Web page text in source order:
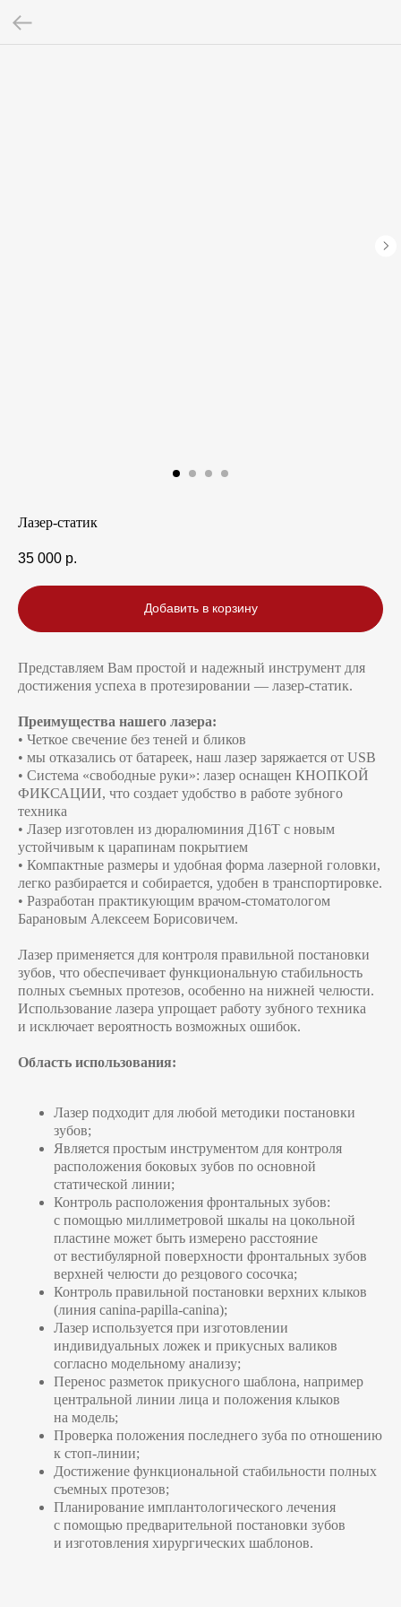
Лазер-статик
35 000 р.
Добавить в корзину
Представляем Вам простой и надежный инструмент для
достижения успеха в протезировании — лазер-статик.
Преимущества нашего лазера:
• Четкое свечение без теней и бликов
• мы отказались от батареек, наш лазер заряжается от USB
• Система «свободные руки»: лазер оснащен КНОПКОЙ
ФИКСАЦИИ, что создает удобство в работе зубного
техника
• Лазер изготовлен из дюралюминия Д16Т с новым
устойчивым к царапинам покрытием
• Компактные размеры и удобная форма лазерной головки,
легко разбирается и собирается, удобен в транспортировке.
• Разработан практикующим врачом-стоматологом
Барановым Алексеем Борисовичем.
Лазер применяется для контроля правильной постановки
зубов, что обеспечивает функциональную стабильность
полных съемных протезов, особенно на нижней челюсти.
Использование лазера упрощает работу зубного техника
и исключает вероятность возможных ошибок.
Область использования:
Лазер подходит для любой методики постановки
зубов;
Является простым инструментом для контроля
расположения боковых зубов по основной
статической линии;
Контроль расположения фронтальных зубов:
с помощью миллиметровой шкалы на цокольной
пластине может быть измерено расстояние
от вестибулярной поверхности фронтальных зубов
верхней челюсти до резцового сосочка;
Контроль правильной постановки верхних клыков
(линия canina-papilla-canina);
Лазер используется при изготовлении
индивидуальных ложек и прикусных валиков
согласно модельному анализу;
Перенос разметок прикусного шаблона, например
центральной линии лица и положения клыков
на модель;
Проверка положения последнего зуба по отношению
к стоп-линии;
Достижение функциональной стабильности полных
съемных протезов;
Планирование имплантологического лечения
с помощью предварительной постановки зубов
и изготовления хирургических шаблонов.